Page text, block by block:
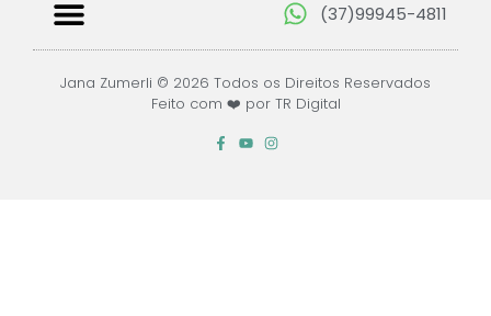
(37)99945-4811
Jana Zumerli © 2026 Todos os Direitos Reservados
Feito com ❤️ por TR Digital